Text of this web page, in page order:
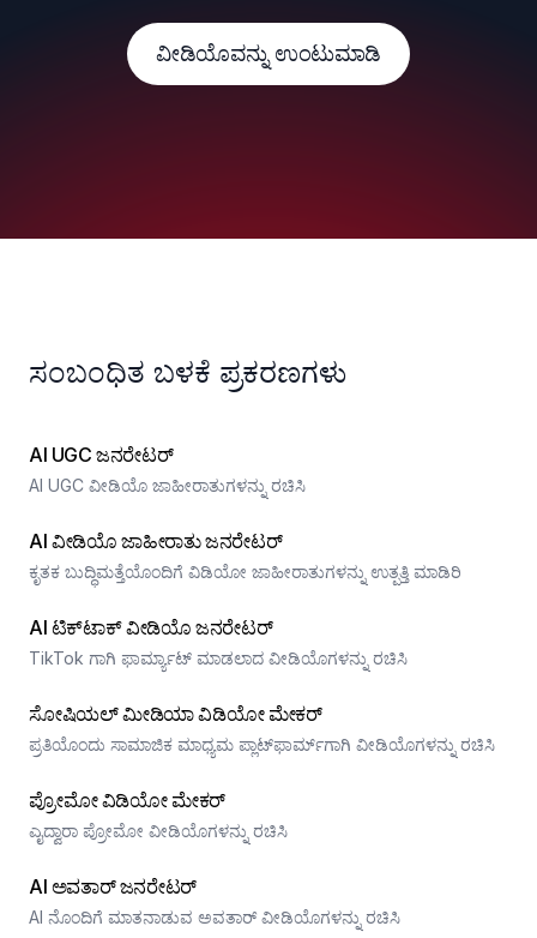
ವೀಡಿಯೊವನ್ನು ಉಂಟುಮಾಡಿ
ಸಂಬಂಧಿತ ಬಳಕೆ ಪ್ರಕರಣಗಳು
AI UGC ಜನರೇಟರ್
AI UGC ವೀಡಿಯೊ ಜಾಹೀರಾತುಗಳನ್ನು ರಚಿಸಿ
AI ವೀಡಿಯೊ ಜಾಹೀರಾತು ಜನರೇಟರ್
ಕೃತಕ ಬುದ್ಧಿಮತ್ತೆಯೊಂದಿಗೆ ವಿಡಿಯೋ ಜಾಹೀರಾತುಗಳನ್ನು ಉತ್ಪತ್ತಿ ಮಾಡಿರಿ
AI ಟಿಕ್‌ಟಾಕ್ ವೀಡಿಯೊ ಜನರೇಟರ್
TikTok ಗಾಗಿ ಫಾರ್ಮ್ಯಾಟ್ ಮಾಡಲಾದ ವೀಡಿಯೊಗಳನ್ನು ರಚಿಸಿ
ಸೋಷಿಯಲ್ ಮೀಡಿಯಾ ವಿಡಿಯೋ ಮೇಕರ್
ಪ್ರತಿಯೊಂದು ಸಾಮಾಜಿಕ ಮಾಧ್ಯಮ ಪ್ಲಾಟ್‌ಫಾರ್ಮ್‌ಗಾಗಿ ವೀಡಿಯೊಗಳನ್ನು ರಚಿಸಿ
ಪ್ರೋಮೋ ವಿಡಿಯೋ ಮೇಕರ್
ಎೖದ್ವಾರಾ ಪ್ರೋಮೋ ವೀಡಿಯೊಗಳನ್ನು ರಚಿಸಿ
AI ಅವತಾರ್ ಜನರೇಟರ್
AI ನೊಂದಿಗೆ ಮಾತನಾಡುವ ಅವತಾರ್ ವೀಡಿಯೊಗಳನ್ನು ರಚಿಸಿ